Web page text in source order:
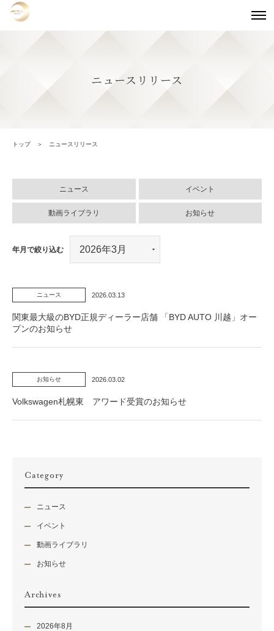
ニュースリリース
トップ ニュースリリース
ニュース イベント
動画ライブラリ お知らせ
年月で絞り込む
ニュース 2026.03.13
関東最大級のBYD正規ディーラー店舗 「BYD AUTO 川越」オー
プンのお知らせ
お知らせ 2026.03.02
Volkswagen札幌東 アワード受賞のお知らせ
Category
ニュース
イベント
動画ライブラリ
お知らせ
Archives
2026年8月